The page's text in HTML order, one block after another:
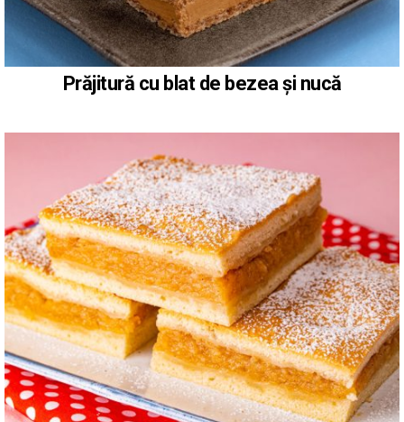
Prăjitură cu blat de bezea și nucă